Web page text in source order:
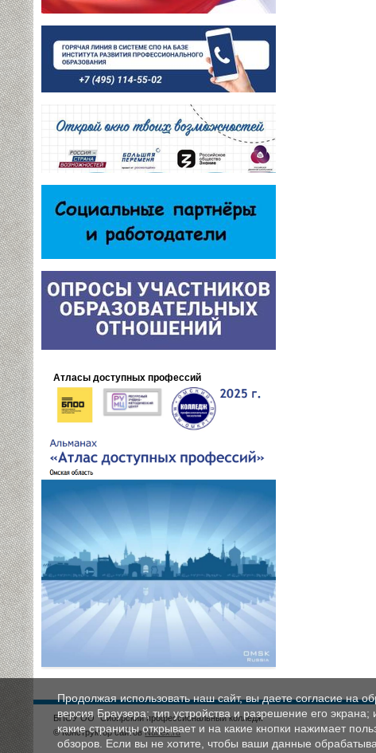
Атласы доступных профессий
БПОУ ОО "Сибирский профессиональный колледж"
© Конструктор сайтовNubex.ru
Продолжая использовать наш сайт, вы даете согласие на
версия Браузера; тип устройства и разрешение его
какие страницы открывает и на какие кнопки нажимает
обзоров. Если вы не хотите, чтобы ваши данные